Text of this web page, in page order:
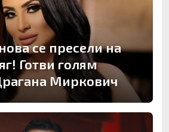
се пресели на
Готви голям
Миркович